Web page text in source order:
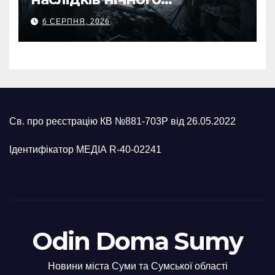
масованого удару КАБами
6 СЕРПНЯ, 2026
Св. про реєстрацію КВ №881-703Р від 26.05.2022
Ідентифікатор МЕДІА R-40-02241
Odin Doma Sumy
Новини міста Суми та Сумської області